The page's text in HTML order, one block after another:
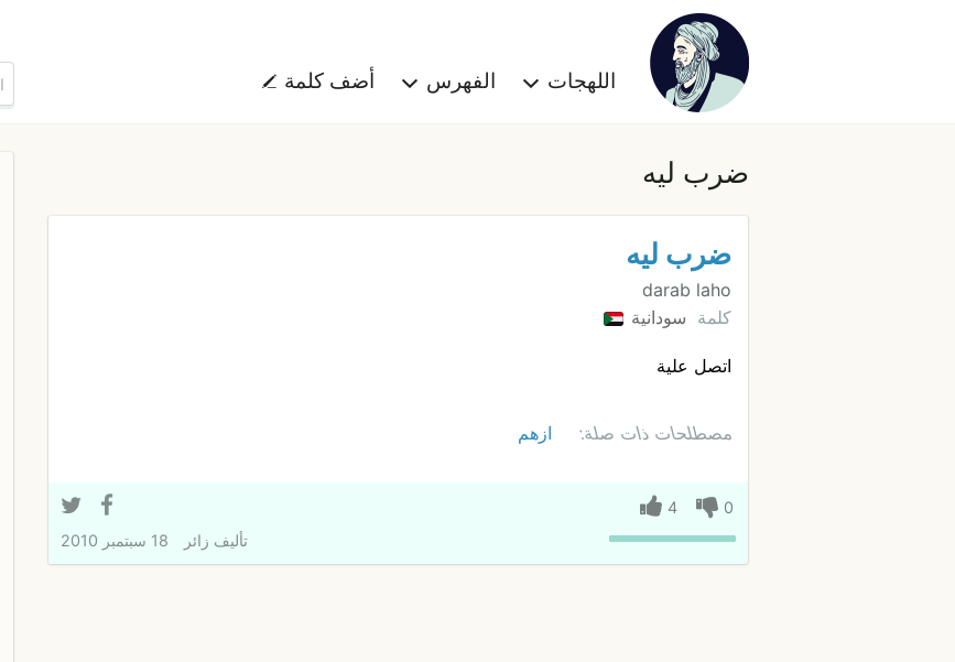
اللهجات الفهرس أضف كلمة
ضرب ليه
ضرب ليه
darab laho
كلمة سودانية
اتصل علية
مصطلحات ذات صلة: ازهم
0
4
تأليف زائر 18 سبتمبر 2010